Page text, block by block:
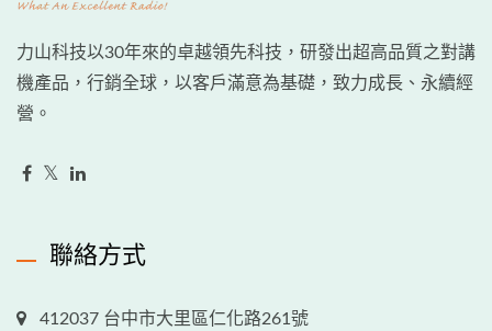
力山科技以30年來的卓越領先科技，研發出超高品質之對講
機產品，行銷全球，以客戶滿意為基礎，致力成長、永續經
營。
聯絡方式
412037 台中市大里區仁化路261號